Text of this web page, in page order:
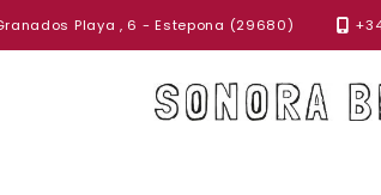
Playa , 6 - Estepona (29680)